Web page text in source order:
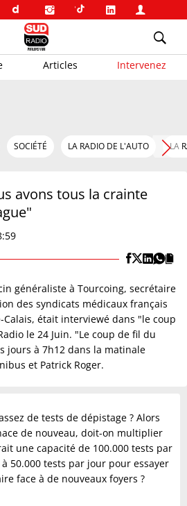
Articles Intervenez
SOCIÉTÉ LA RADIO DE L'AUTO LA
avons tous la crainte
généraliste à Tourcoing, secrétaire
des syndicats médicaux français
était interviewé dans "le coup
le 24 Juin. "Le coup de fil du
jours à 7h12 dans la matinale
et Patrick Roger.
de tests de dépistage ? Alors
de nouveau, doit-on multiplier
une capacité de 100.000 tests par
50.000 tests par jour pour essayer
face à de nouveaux foyers ?